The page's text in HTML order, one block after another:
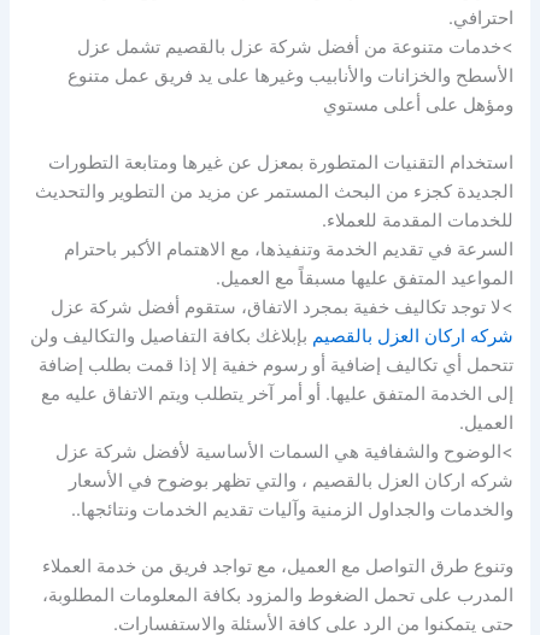
احترافي.
>خدمات متنوعة من أفضل شركة عزل بالقصيم تشمل عزل
الأسطح والخزانات والأنابيب وغيرها على يد فريق عمل متنوع
ومؤهل على أعلى مستوي
استخدام التقنيات المتطورة بمعزل عن غيرها ومتابعة التطورات
الجديدة كجزء من البحث المستمر عن مزيد من التطوير والتحديث
للخدمات المقدمة للعملاء.
السرعة في تقديم الخدمة وتنفيذها، مع الاهتمام الأكبر باحترام
المواعيد المتفق عليها مسبقاً مع العميل.
>لا توجد تكاليف خفية بمجرد الاتفاق، ستقوم أفضل شركة عزل
شركه اركان العزل بالقصيم بإبلاغك بكافة التفاصيل والتكاليف ولن
تتحمل أي تكاليف إضافية أو رسوم خفية إلا إذا قمت بطلب إضافة
إلى الخدمة المتفق عليها. أو أمر آخر يتطلب ويتم الاتفاق عليه مع
العميل.
>الوضوح والشفافية هي السمات الأساسية لأفضل شركة عزل
شركه اركان العزل بالقصيم ، والتي تظهر بوضوح في الأسعار
والخدمات والجداول الزمنية وآليات تقديم الخدمات ونتائجها..
وتنوع طرق التواصل مع العميل، مع تواجد فريق من خدمة العملاء
المدرب على تحمل الضغوط والمزود بكافة المعلومات المطلوبة،
حتى يتمكنوا من الرد على كافة الأسئلة والاستفسارات.